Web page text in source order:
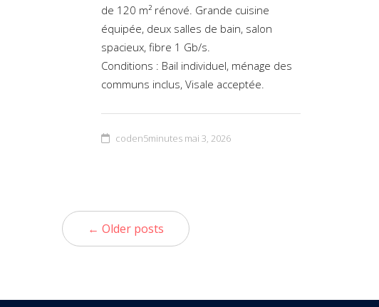
de 120 m² rénové. Grande cuisine
équipée, deux salles de bain, salon
spacieux, fibre 1 Gb/s.
Conditions : Bail individuel, ménage des
communs inclus, Visale acceptée.
coden5minutes mai 3, 2026
← Older posts